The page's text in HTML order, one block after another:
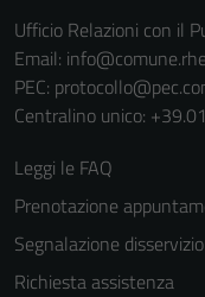
Ufficio Relazioni con il
Email:
PEC:
Centralino unico:
Leggi le FAQ
Prenotazione
Segnalazione disservizio
Richiesta assistenza